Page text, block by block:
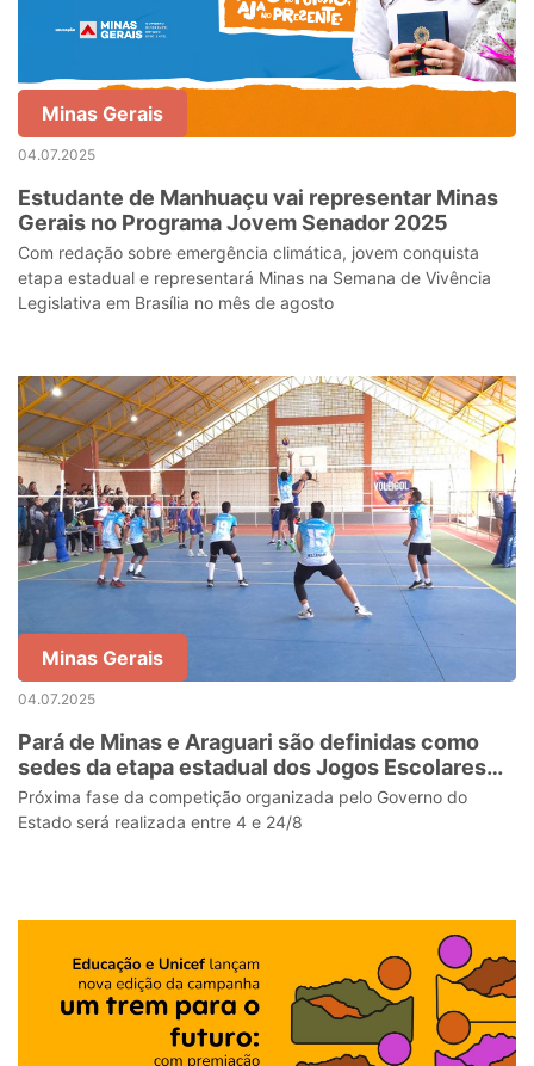
Minas Gerais
04.07.2025
Estudante de Manhuaçu vai representar Minas
Gerais no Programa Jovem Senador 2025
Com redação sobre emergência climática, jovem conquista
etapa estadual e representará Minas na Semana de Vivência
Legislativa em Brasília no mês de agosto
Minas Gerais
04.07.2025
Pará de Minas e Araguari são definidas como
sedes da etapa estadual dos Jogos Escolares
de Minas Gerais
Próxima fase da competição organizada pelo Governo do
Estado será realizada entre 4 e 24/8